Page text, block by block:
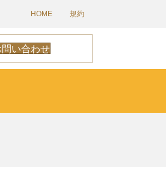
HOME 規約
問い合わせ